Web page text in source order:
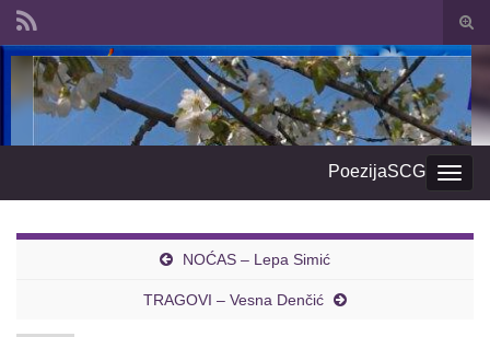
Search for:
PoezijaSCG
NOĆAS – Lepa Simić
TRAGOVI – Vesna Denčić